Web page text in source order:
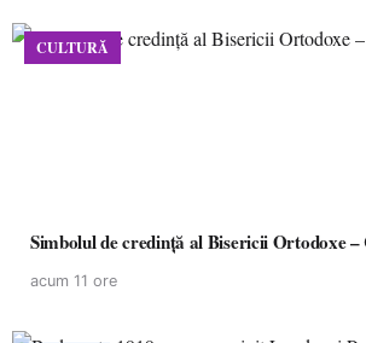
CULTURĂ
Simbolul de credinţă al Bisericii Ortodoxe –
acum 11 ore